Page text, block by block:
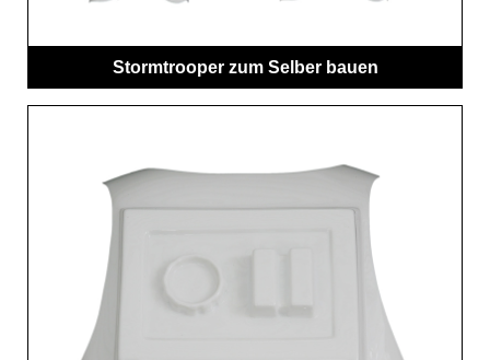
Stormtrooper zum Selber bauen